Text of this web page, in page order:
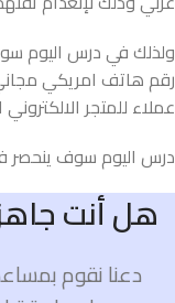
ولذلك في درس اليوم
رقم هاتف امريكي
عملاء للمتجر
درس اليوم سوف ينحصر
هل أنت
دعنا نقوم